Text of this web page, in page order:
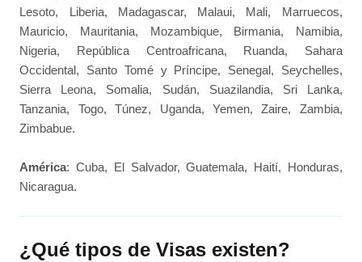
Lesoto, Liberia, Madagascar, Malaui, Mali, Marruecos,
Mauricio, Mauritania, Mozambique, Birmania, Namibia,
Nigeria, República Centroafricana, Ruanda, Sahara
Occidental, Santo Tomé y Príncipe, Senegal, Seychelles,
Sierra Leona, Somalia, Sudán, Suazilandia, Sri Lanka,
Tanzania, Togo, Túnez, Uganda, Yemen, Zaire, Zambia,
Zimbabue.
América: Cuba, El Salvador, Guatemala, Haití, Honduras,
Nicaragua.
¿Qué tipos de Visas existen?